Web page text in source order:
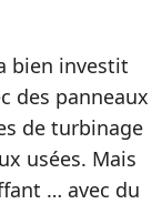
bien investit
des panneaux
de turbinage
usées. Mais
… avec du